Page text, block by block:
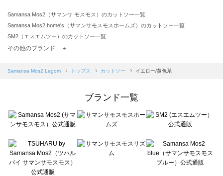
Samansa Mos2（サマンサ モスモス）のカットソー一覧
Samansa Mos2 home's（サマンサモスモスホームズ）のカットソー一覧
SM2（エスエムツー）のカットソー一覧
TSUHARU by Samansa Mos2（ツハルバイサマンサモスモス）のカットソー一覧
Samansa Mos2 blue（サマンサモスモス ブルー）のカットソー一覧
sō4ū（ソウフォーユー）のカットソー一覧
Te chichi（テチチ）のカットソー一覧
Te chichi CLASSIC（テチチ クラシック）のカットソー一覧
Lugnoncure（ルノンキュール）のカットソー一覧
BETTY'S BLUE（べティーズブルー）のカットソー一覧
Wpc.（ワールドパーティー）のカットソー一覧
その他のブランド ＋
Samansa Mos2 Lagom トップス カットソー イエロー/黄色系
ブランド一覧